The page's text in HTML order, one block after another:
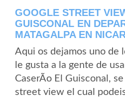
GOOGLE STREET
GUISCONAL EN
MATAGALPA EN
Aqui os dejamos uno de
le gusta a la gente de
CaserÃ­o El Guisconal,
street view el cual